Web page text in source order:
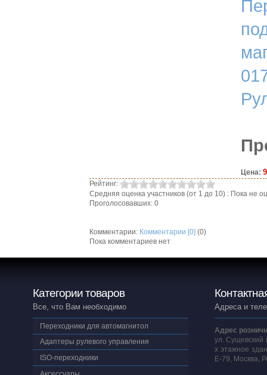
Цена:
Рейтинг:
Средняя оценка участников (от 1 до 10) : Пока не
Проголосовавших: 0
Комментарии: Комментарии [0] (0)
Пока комментариев нет
Категории товаров
Все, что Вам необходимо
Переходники для автомагнитол
Адаптеры рулевого управления
ISO-переходники
Адреса и
Адрес
ул. Сущевский
х этажное
E-79, Москва,